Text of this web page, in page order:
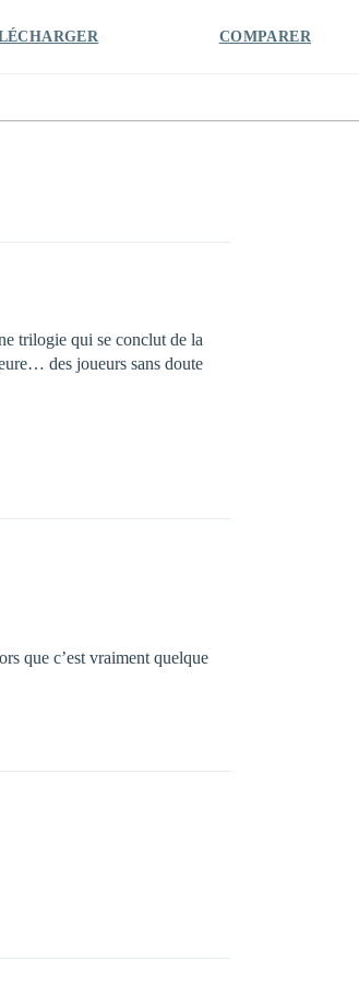
COMPARER
trilogie qui se conclut de la
des joueurs sans doute
que c’est vraiment quelque